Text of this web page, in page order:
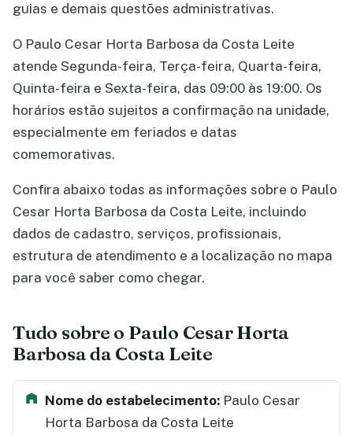
guias e demais questões administrativas.
O Paulo Cesar Horta Barbosa da Costa Leite
atende Segunda-feira, Terça-feira, Quarta-feira,
Quinta-feira e Sexta-feira, das 09:00 às 19:00. Os
horários estão sujeitos a confirmação na unidade,
especialmente em feriados e datas
comemorativas.
Confira abaixo todas as informações sobre o Paulo
Cesar Horta Barbosa da Costa Leite, incluindo
dados de cadastro, serviços, profissionais,
estrutura de atendimento e a localização no mapa
para você saber como chegar.
Tudo sobre o Paulo Cesar Horta
Barbosa da Costa Leite
Nome do estabelecimento: Paulo Cesar
Horta Barbosa da Costa Leite